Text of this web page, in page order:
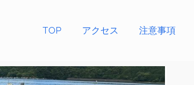
TOP アクセス 注意事項